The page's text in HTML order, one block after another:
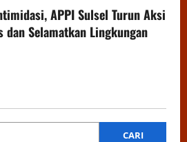
APPI Sulsel Turun Aksi
dan Selamatkan Lingkungan
CARI